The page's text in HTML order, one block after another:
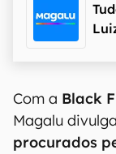
Com a Black
Magalu
procurados